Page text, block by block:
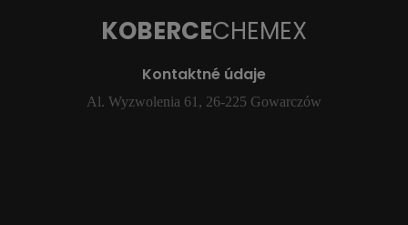
KOBERCECHEMEX
Kontaktné údaje
Al. Wyzwolenia 61, 26-225 Gowarczów